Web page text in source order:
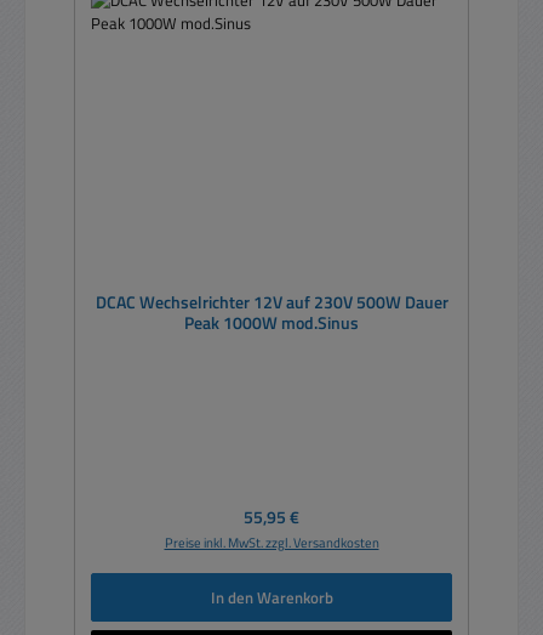
DCAC Wechselrichter 12V auf 230V 500W Dauer
Peak 1000W mod.Sinus
Regulärer Preis:
55,95 €
Preise inkl. MwSt. zzgl. Versandkosten
In den Warenkorb